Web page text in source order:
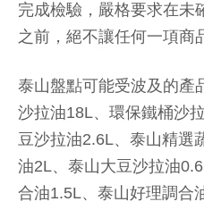
完成檢驗，嚴格要求在未
之前，絕不讓任何一項商
泰山盤點可能受波及的產
沙拉油18L、環保鐵桶沙
豆沙拉油2.6L、泰山精選
油2L、泰山大豆沙拉油
合油1.5L、泰山好理調合